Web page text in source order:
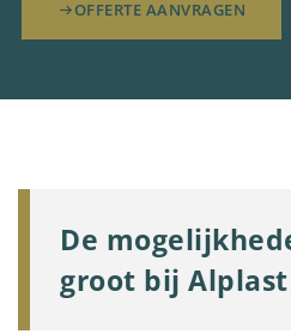
OFFERTE AANVRAGEN
De
groot bij Alplast